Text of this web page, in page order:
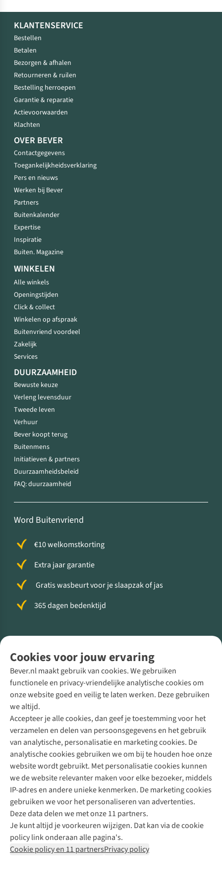
Cookies voor jouw ervaring
Bever.nl maakt gebruik van cookies. We gebruiken
functionele en privacy-vriendelijke analytische cookies om
onze website goed en veilig te laten werken. Deze gebruiken
we altijd.
Accepteer je alle cookies, dan geef je toestemming voor het
verzamelen en delen van persoonsgegevens en het gebruik
van analytische, personalisatie en marketing cookies. De
analytische cookies gebruiken we om bij te houden hoe onze
website wordt gebruikt. Met personalisatie cookies kunnen
we de website relevanter maken voor elke bezoeker, middels
IP-adres en andere unieke kenmerken. De marketing cookies
gebruiken we voor het personaliseren van advertenties.
Deze data delen we met onze 11 partners.
Je kunt altijd je voorkeuren wijzigen. Dat kan via de cookie
policy link onderaan alle pagina's.
Cookie policy en 11 partnersPrivacy policy
KLANTENSERVICE
Bestellen
Betalen
Bezorgen & afhalen
Retourneren & ruilen
Bestelling herroepen
Garantie & reparatie
Actievoorwaarden
Klachten
OVER BEVER
Contactgegevens
Toegankelijkheidsverklaring
Pers en nieuws
Werken bij Bever
Partners
Buitenkalender
Expertise
Inspiratie
Buiten. Magazine
WINKELEN
Alle winkels
Openingstijden
Click & collect
Winkelen op afspraak
Buitenvriend voordeel
Zakelijk
Services
DUURZAAMHEID
Bewuste keuze
Verleng levensduur
Tweede leven
Verhuur
Bever koopt terug
Buitenmens
Initiatieven & partners
Duurzaamheidsbeleid
FAQ: duurzaamheid
Word Buitenvriend
€10 welkomstkorting
Extra jaar garantie
Gratis wasbeurt voor je slaapzak of jas
365 dagen bedenktijd
Direct advies van een Buitenexpert
+31 (0)85 888 50 88
+31 6 12 28 49 80
Contactformulier